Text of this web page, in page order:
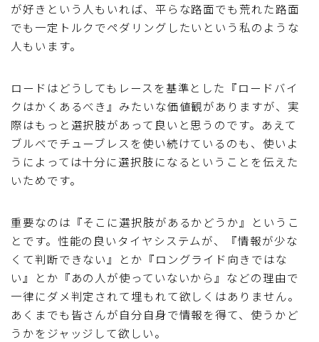
が好きという人もいれば、平らな路面でも荒れた路面
でも一定トルクでペダリングしたいという私のような
人もいます。
ロードはどうしてもレースを基準とした『ロードバイ
クはかくあるべき』みたいな価値観がありますが、実
際はもっと選択肢があって良いと思うのです。あえて
ブルベでチューブレスを使い続けているのも、使いよ
うによっては十分に選択肢になるということを伝えた
いためです。
重要なのは『そこに選択肢があるかどうか』というこ
とです。性能の良いタイヤシステムが、『情報が少な
くて判断できない』とか『ロングライド向きではな
い』とか『あの人が使っていないから』などの理由で
一律にダメ判定されて埋もれて欲しくはありません。
あくまでも皆さんが自分自身で情報を得て、使うかど
うかをジャッジして欲しい。